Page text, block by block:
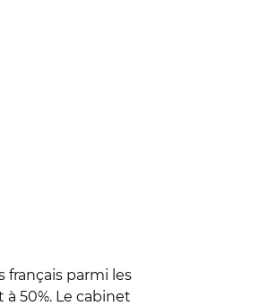
français parmi les
50%. Le cabinet